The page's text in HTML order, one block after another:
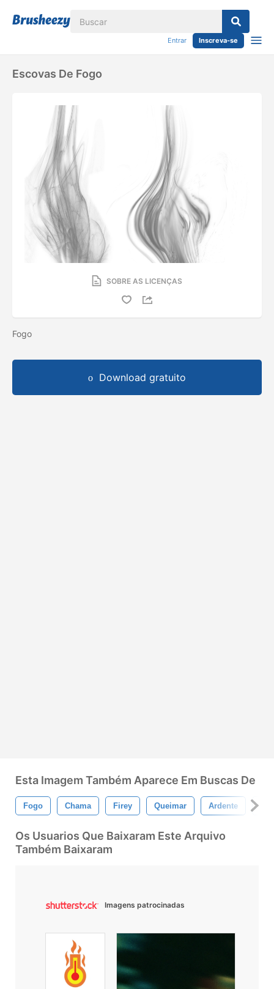
Entrar Inscreva-se
Escovas De Fogo
SOBRE AS LICENÇAS
Fogo
Download gratuito
Esta Imagem Também Aparece Em Buscas De
Fogo Chama Firey Queimar Ardente
Os Usuarios Que Baixaram Este Arquivo
Também Baixaram
Imagens patrocinadas